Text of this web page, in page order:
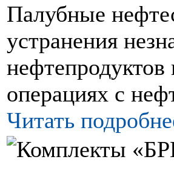
Палубные
устранения
операциях с
Читать